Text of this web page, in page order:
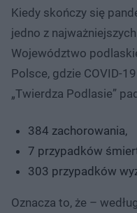
Kiedy skończy się
jedno z
Województwo
Polsce, gdzie COVID-
„Twierdza Podlasie”
384 zachorowania,
7 przypadków
303 przypadków
Oznacza to, że –